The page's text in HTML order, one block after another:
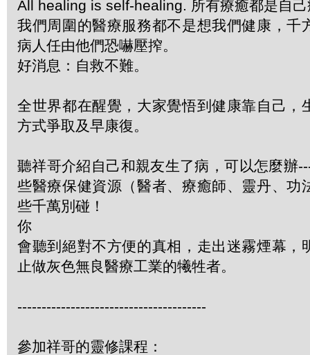
All healing is self-healing. 所有療癒都是自
我們周圍的醫療服務都不是想我們健康，千
病人任由他們恐嚇壓搾。
好消息：自救不難。
全世界都在醒覺，大家覺悟到健康靠自己，
方式爭取及早康復。
聽祥哥介紹自己和親友生了病，可以怎麼辦
些醫療保健資源（醫者、療癒師、靈丹、功
些千萬別碰！
你
會聽到絕對不方便的真相，走出迷霧煙幕，
止做灰色無良醫療工業的犧牲者。
---------------------------------------
參加祥哥的靈修課程：